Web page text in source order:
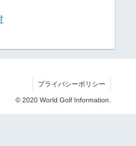
プライバシーポリシー
© 2020 World Golf Information.